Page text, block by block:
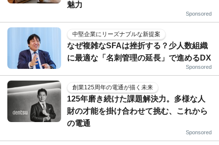
魅力
Sponsored
中堅企業にリーズナブルな新提案
なぜ複雑なSFAは挫折する？少人数組織
に最適な「名刺管理の延長」で進めるDX
Sponsored
創業125周年の電通が描く未来
125年磨き続けた課題解決力。多様な人
財の才能を掛け合わせて挑む、これから
の電通
Sponsored